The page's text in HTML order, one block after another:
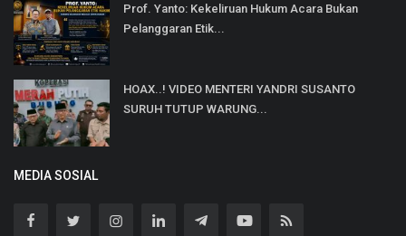
Prof. Yanto: Kekeliruan Hukum Acara Bukan
Pelanggaran Etik...
HOAX..! VIDEO MENTERI YANDRI SUSANTO
SURUH TUTUP WARUNG...
MEDIA SOSIAL